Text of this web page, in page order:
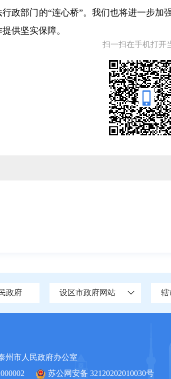
政部门的“连心桥”。我们也将进一步
供坚实保障。
扫一扫在手机打开
政府 设区市政府网站 辖
州市人民政府办公室
苏公网安备 32120202010030号